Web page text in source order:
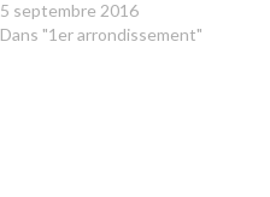
5 septembre 2016
Dans "1er arrondissement"